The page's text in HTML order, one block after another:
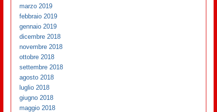
marzo 2019
febbraio 2019
gennaio 2019
dicembre 2018
novembre 2018
ottobre 2018
settembre 2018
agosto 2018
luglio 2018
giugno 2018
maggio 2018